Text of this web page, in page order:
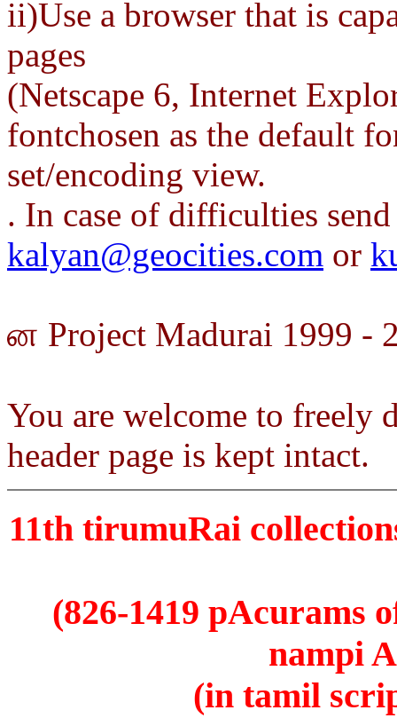
ii)Use a browser that is
pages
(Netscape 6, Internet
fontchosen as the default
set/encoding view.
. In case of difficulties
kalyan@geocities.com or
ன Project Madurai 1999 -
You are welcome to freely
header page is kept intact.
11th tirumuRai
(826-1419
nampi
(in tamil